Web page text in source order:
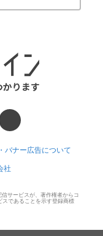
バナー広告について
社
サービスが、著作権者からコ
スであることを示す登録商標